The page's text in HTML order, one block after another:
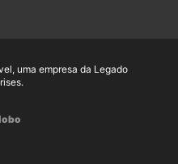
uma empresa da Legado